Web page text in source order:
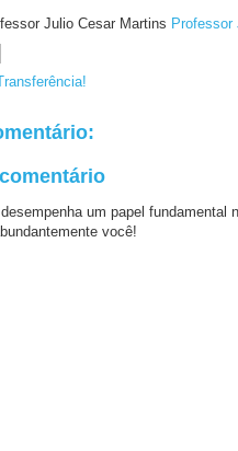
Julio Cesar Martins Professor
um papel
você!